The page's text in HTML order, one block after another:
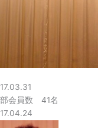
17.03.31
部会員数 41名
17.04.24